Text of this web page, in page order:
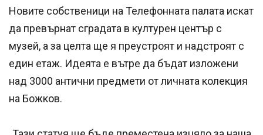
Новите собственици на Телефонната палата искат
да превърнат сградата в културен център с
музей, а за целта ще я преустроят и надстроят с
един етаж. Идеята е вътре да бъдат изложени
над 3000 антични предмети от личната колекция
на Божков.